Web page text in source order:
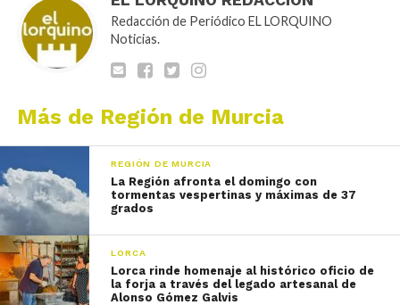
Redacción de Periódico EL LORQUINO
Noticias.
Más de Región de Murcia
REGIÓN DE MURCIA
La Región afronta el domingo con
tormentas vespertinas y máximas de 37
grados
LORCA
Lorca rinde homenaje al histórico oficio de
la forja a través del legado artesanal de
Alonso Gómez Galvis